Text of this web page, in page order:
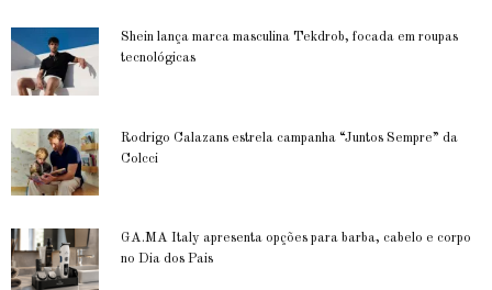
Shein lança marca masculina Tekdrob, focada em roupas
tecnológicas
Rodrigo Calazans estrela campanha “Juntos Sempre” da
Colcci
GA.MA Italy apresenta opções para barba, cabelo e corpo
no Dia dos Pais